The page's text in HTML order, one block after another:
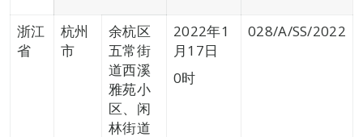
浙江
省
杭州
市
余杭区
五常街
道西溪
雅苑小
区、闲
林街道
2022年1
月17日
0时
028/A/SS/2022